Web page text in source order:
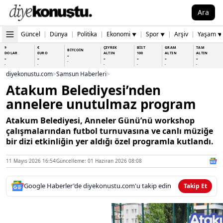
Ara
Güncel | Dünya | Politika | Ekonomi ▼ | Spor ▼ | Arşiv | Yaşam ▼
$
DOLAR
-
-
€
EURO
-
-
BİTCOİN
-
-
ÇEYREK
ALTIN
-
-
BİST
100
-
-
GRAM
ALTIN
-
-
TAM
ALTIN
-
-
diyekonustu.com>Samsun Haberleri>
Atakum Belediyesi’nden
annelere unutulmaz program
Atakum Belediyesi, Anneler Günü’nü workshop
çalışmalarından futbol turnuvasına ve canlı müziğe
bir dizi etkinliğin yer aldığı özel programla kutlandı.
11 Mayıs 2026 16:54Güncelleme: 01 Haziran 2026 08:08
Google Haberler'de diyekonustu.com'u takip edin Takip Et